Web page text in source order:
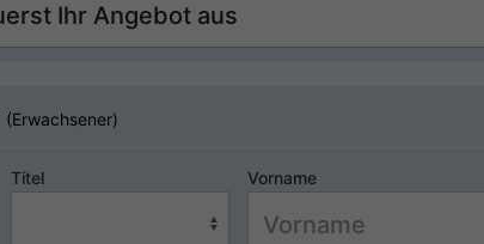
(Erwachsener)
Titel Vorname